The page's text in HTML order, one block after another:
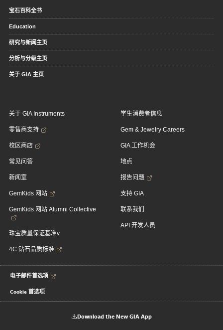
宝石百科全书
Education
研究与新闻主页
分析与分级主页
关于 GIA 主页
关于 GIA Instruments
零售商支持
校区商店
常见问答
新闻室
GemKids 网站
GemKids 网站 Alumni Collective
珠宝质量保证基准v
4C 钻石品质标准
学生消费者信息
Gem & Jewelry Careers
GIA 工作机会
地点
报告问题
支持 GIA
联系我们
API 开发人员
电子邮件首选项
Cookie 首选项
Download the New GIA App